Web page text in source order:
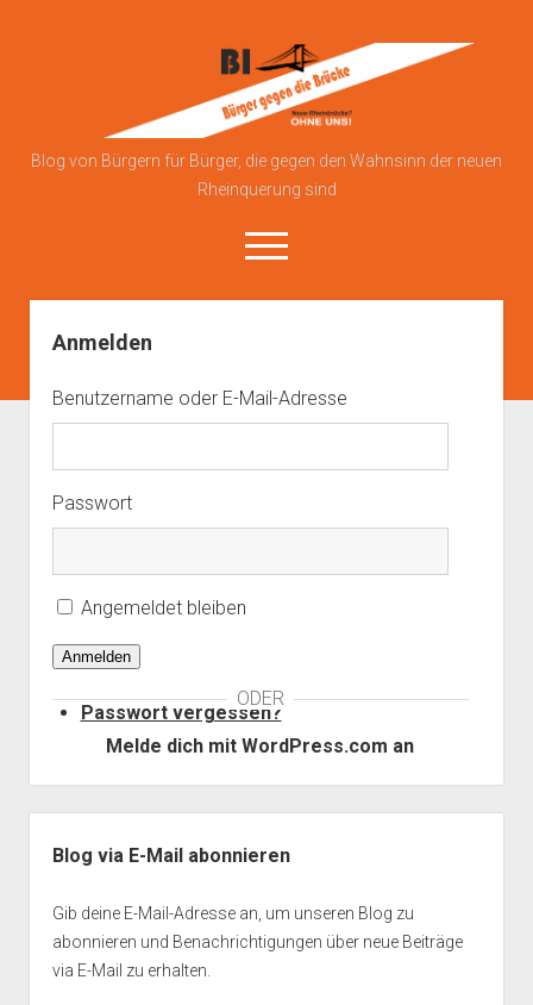
Brücke
Blog von Bürgern für Bürger, die gegen den Wahnsinn der neuen
Rheinquerung sind
open
menu
Kontakt zu uns
Impressum
Anmelden
Benutzername oder E-Mail-Adresse
Passwort
ODER
Melde dich mit WordPress.com an
Angemeldet bleiben
Anmelden
Passwort vergessen?
Blog via E-Mail abonnieren
Gib deine E-Mail-Adresse an, um unseren Blog zu
abonnieren und Benachrichtigungen über neue Beiträge
via E-Mail zu erhalten.